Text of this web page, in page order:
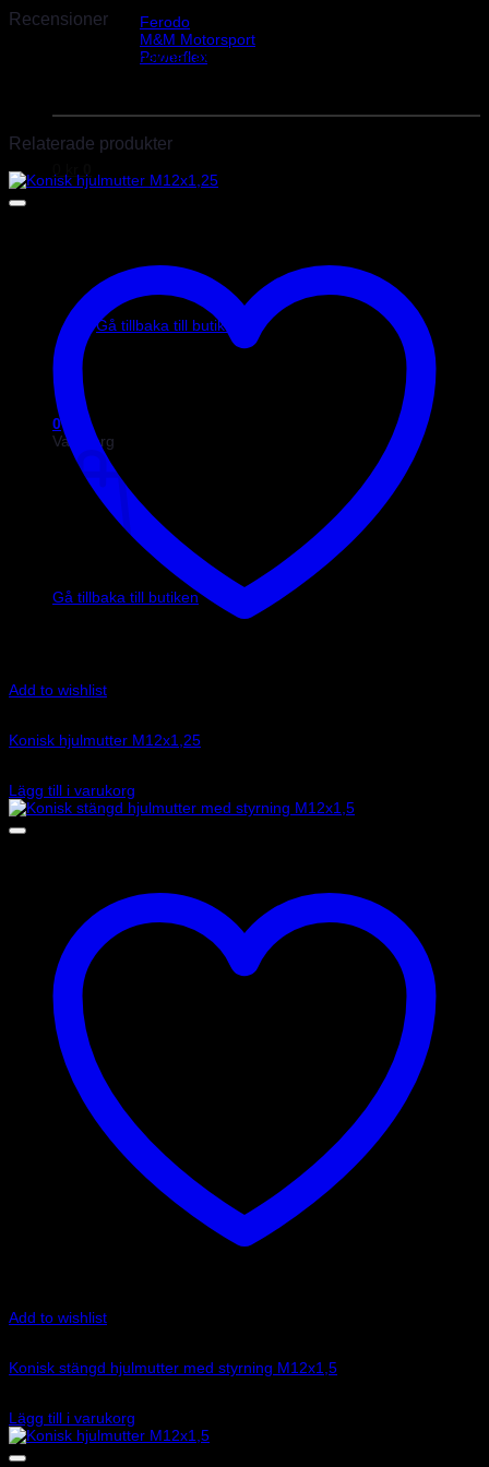
Ferodo
M&M Motorsport
Powerflex
Inga produkter i varukorgen.
Gå tillbaka till butiken
0
Varukorg
Inga produkter i varukorgen.
Gå tillbaka till butiken
Recensioner
Det finns inga recensioner än.
Relaterade produkter
Add to wishlist
Konisk hjulmutter M12x1,25
Lägg till i varukorg
Add to wishlist
Konisk stängd hjulmutter med styrning M12x1,5
Lägg till i varukorg